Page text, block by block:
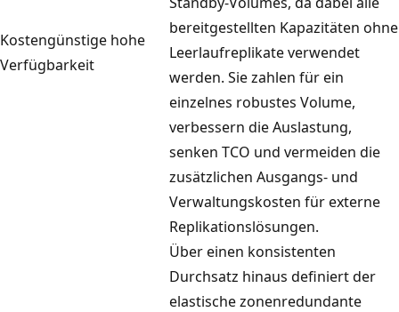
Kostengünstige hohe
Verfügbarkeit
bereitgestellten Kapazitäten ohne
Leerlaufreplikate verwendet
werden. Sie zahlen für ein
einzelnes robustes Volume,
verbessern die Auslastung,
senken TCO und vermeiden die
zusätzlichen Ausgangs- und
Verwaltungskosten für externe
Replikationslösungen.
Über einen konsistenten
Durchsatz hinaus definiert der
elastische zonenredundante